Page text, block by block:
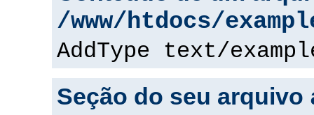
/www/htdocs/
AddType text/
Seção do seu arquivo